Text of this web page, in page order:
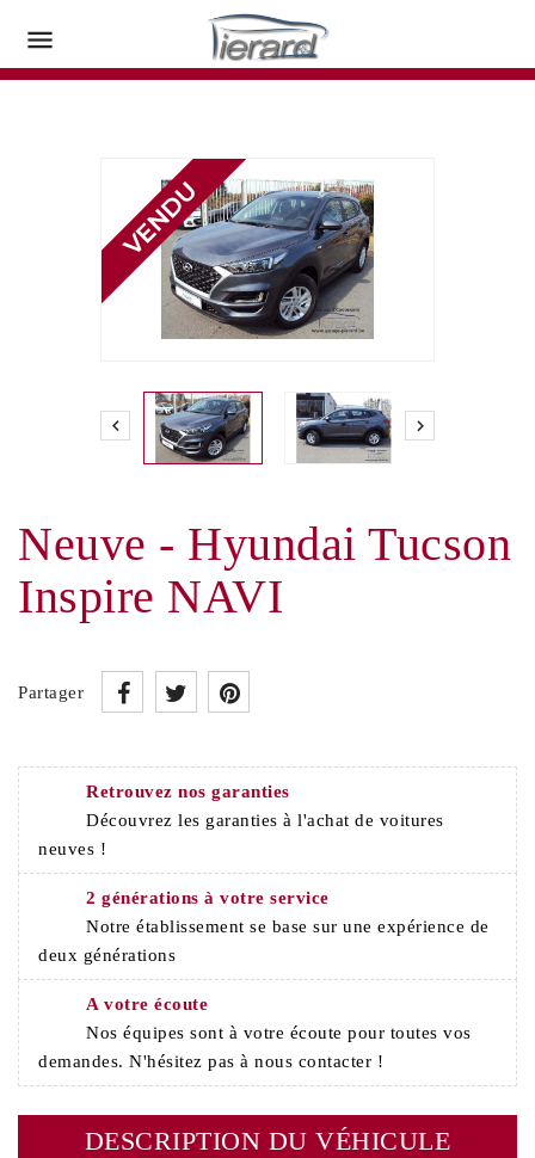

 
Neuve - Hyundai Tucson
Inspire NAVI
Partager
Retrouvez nos garanties
Découvrez les garanties à l'achat de voitures
neuves !
2 générations à votre service
Notre établissement se base sur une expérience de
deux générations
A votre écoute
Nos équipes sont à votre écoute pour toutes vos
demandes. N'hésitez pas à nous contacter !
DESCRIPTION DU VÉHICULE